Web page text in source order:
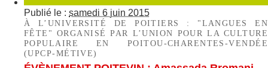
Publié le : samedi 6 juin 2015
À L’UNIVERSITÉ DE POITIERS : "LANGUES EN
FÊTE" ORGANISÉ PAR L’UNION POUR LA CULTURE
POPULAIRE EN POITOU-CHARENTES-VENDÉE
(UPCP-MÉTIVE)